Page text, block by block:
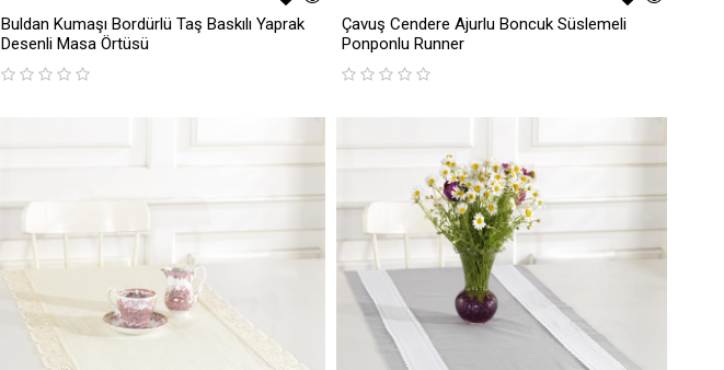
Buldan Kumaşı Bordürlü Taş Baskılı Yaprak
Desenli Masa Örtüsü
Çavuş Cendere Ajurlu Boncuk Süslemeli
Ponponlu Runner